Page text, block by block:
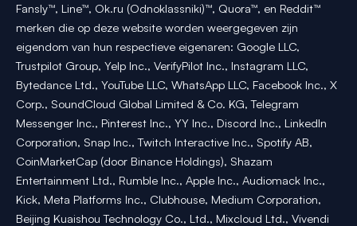
Fansly™, Line™, Ok.ru (Odnoklassniki)™, Quora™, en Reddit™
merken die op deze website worden weergegeven zijn
eigendom van hun respectieve eigenaren: Google LLC,
Trustpilot Group, Yelp Inc., VerifyPilot Inc., Instagram LLC,
Bytedance Ltd., YouTube LLC, WhatsApp LLC, Facebook Inc., X
Corp., SoundCloud Global Limited & Co. KG, Telegram
Messenger Inc., Pinterest Inc., YY Inc., Discord Inc., LinkedIn
Corporation, Snap Inc., Twitch Interactive Inc., Spotify AB,
CoinMarketCap (door Binance Holdings), Shazam
Entertainment Ltd., Rumble Inc., Apple Inc., Audiomack Inc.,
Kick, Meta Platforms Inc., Clubhouse, Medium Corporation,
Beijing Kuaishou Technology Co., Ltd., Mixcloud Ltd., Vivendi